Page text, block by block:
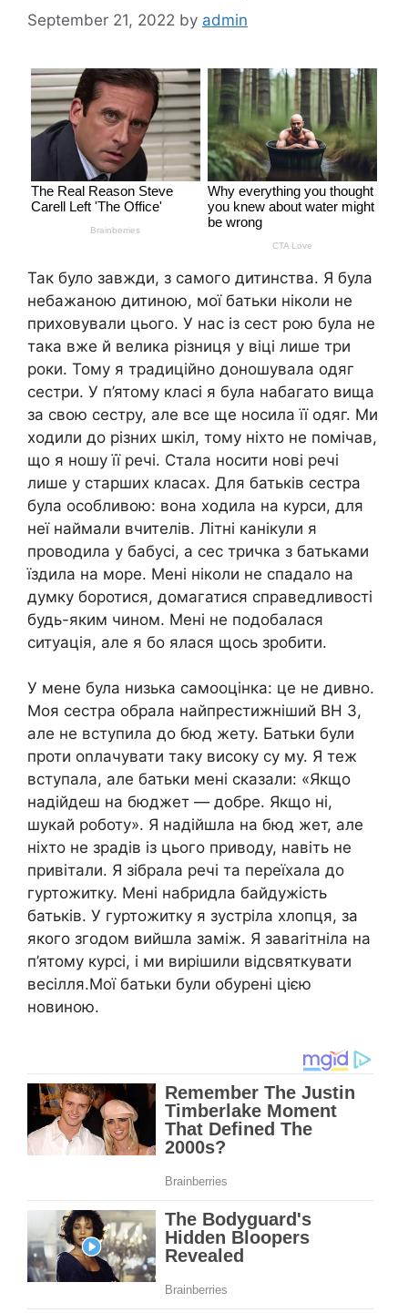
September 21, 2022 by admin
Так було завжди, з самого дитинства. Я була
небажаною дитиною, мої батьки ніколи не
приховували цього. У нас із сест рою була не
така вже й велика різниця у віці лише три
роки. Тому я традиційно доношувала одяг
сестри. У п’ятому класі я була набагато вища
за свою сестру, але все ще носила її одяг. Ми
ходили до різних шкіл, тому ніхто не помічав,
що я ношу її речі. Стала носити нові речі
лише у старших класах. Для батьків сестра
була особливою: вона ходила на курси, для
неї наймали вчителів. Літні канікули я
проводила у бабусі, а сес тричка з батьками
їздила на море. Мені ніколи не спадало на
думку боротися, домагатися справедливості
будь-яким чином. Мені не подобалася
ситуація, але я бо ялася щось зробити.
У мене була низька самооцінка: це не дивно.
Моя сестра обрала найпрестижніший ВН З,
але не вступила до бюд жету. Батьки були
проти оnлачувати таку високу су му. Я теж
вступала, але батьки мені сказали: «Якщо
надійдеш на бюджет — добре. Якщо ні,
шукай роботу». Я надійшла на бюд жет, але
ніхто не зрадів із цього приводу, навіть не
привітали. Я зібрала речі та переїхала до
гуртожитку. Мені набридла байдужість
батьків. У гуртожитку я зустріла хлопця, за
якого згодом вийшла заміж. Я заваrітніла на
п’ятому курсі, і ми вирішили відсвяткувати
весілля.Мої батьки були обурені цією
новиною.